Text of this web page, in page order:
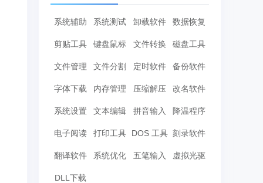
系统辅助 系统测试 卸载软件 数据恢复
剪贴工具 键盘鼠标 文件转换 磁盘工具
文件管理 文件分割 定时软件 备份软件
字体下载 内存管理 压缩解压 改名软件
系统设置 文本编辑 拼音输入 降温程序
电子阅读 打印工具 DOS 工具 刻录软件
翻译软件 系统优化 五笔输入 虚拟光驱
DLL下载